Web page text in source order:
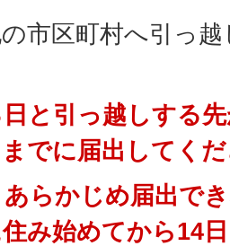
市区町村へ引っ
と引っ越しする
でに届出してく
らかじめ届出で
み始めてから14